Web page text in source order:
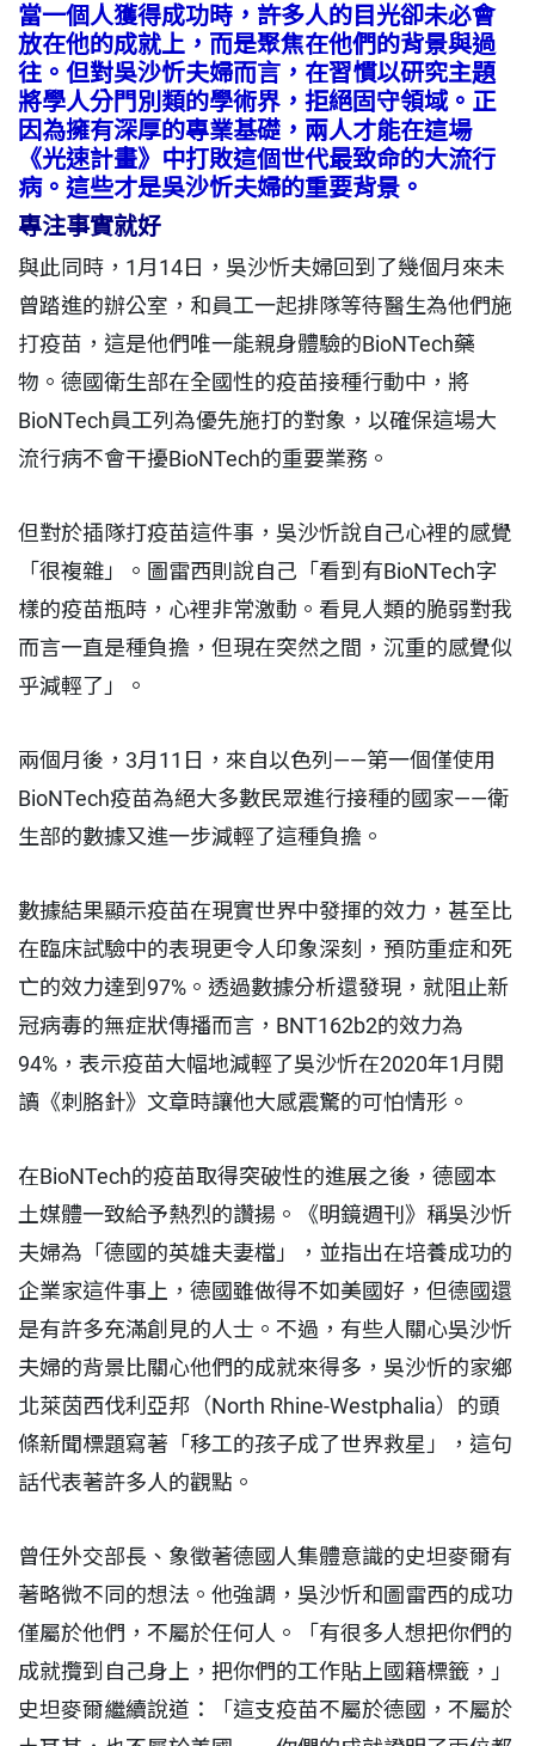
當一個人獲得成功時，許多人的目光卻未必會
放在他的成就上，而是聚焦在他們的背景與過
往。但對吳沙忻夫婦而言，在習慣以研究主題
將學人分門別類的學術界，拒絕固守領域。正
因為擁有深厚的專業基礎，兩人才能在這場
《光速計畫》中打敗這個世代最致命的大流行
病。這些才是吳沙忻夫婦的重要背景。
專注事實就好
與此同時，1月14日，吳沙忻夫婦回到了幾個月來未
曾踏進的辦公室，和員工一起排隊等待醫生為他們施
打疫苗，這是他們唯一能親身體驗的BioNTech藥
物。德國衛生部在全國性的疫苗接種行動中，將
BioNTech員工列為優先施打的對象，以確保這場大
流行病不會干擾BioNTech的重要業務。
但對於插隊打疫苗這件事，吳沙忻說自己心裡的感覺
「很複雜」。圖雷西則說自己「看到有BioNTech字
樣的疫苗瓶時，心裡非常激動。看見人類的脆弱對我
而言一直是種負擔，但現在突然之間，沉重的感覺似
乎減輕了」。
兩個月後，3月11日，來自以色列——第一個僅使用
BioNTech疫苗為絕大多數民眾進行接種的國家——衛
生部的數據又進一步減輕了這種負擔。
數據結果顯示疫苗在現實世界中發揮的效力，甚至比
在臨床試驗中的表現更令人印象深刻，預防重症和死
亡的效力達到97%。透過數據分析還發現，就阻止新
冠病毒的無症狀傳播而言，BNT162b2的效力為
94%，表示疫苗大幅地減輕了吳沙忻在2020年1月閱
讀《刺胳針》文章時讓他大感震驚的可怕情形。
在BioNTech的疫苗取得突破性的進展之後，德國本
土媒體一致給予熱烈的讚揚。《明鏡週刊》稱吳沙忻
夫婦為「德國的英雄夫妻檔」，並指出在培養成功的
企業家這件事上，德國雖做得不如美國好，但德國還
是有許多充滿創見的人士。不過，有些人關心吳沙忻
夫婦的背景比關心他們的成就來得多，吳沙忻的家鄉
北萊茵西伐利亞邦（North Rhine-Westphalia）的頭
條新聞標題寫著「移工的孩子成了世界救星」，這句
話代表著許多人的觀點。
曾任外交部長、象徵著德國人集體意識的史坦麥爾有
著略微不同的想法。他強調，吳沙忻和圖雷西的成功
僅屬於他們，不屬於任何人。「有很多人想把你們的
成就攬到自己身上，把你們的工作貼上國籍標籤，」
史坦麥爾繼續說道：「這支疫苗不屬於德國，不屬於